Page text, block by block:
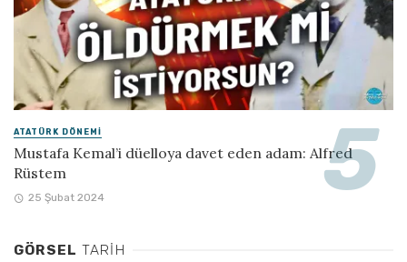
ATATÜRK DÖNEMI
Mustafa Kemal’i düelloya davet eden adam: Alfred
Rüstem
25 Şubat 2024
GÖRSEL TARIH